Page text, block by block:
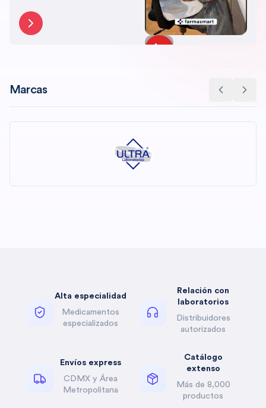
Marcas
Alta especialidad
Medicamentos
especializados
Relación con
laboratorios
Distribuidores
autorizados
Envíos express
CDMX y Área
Metropolitana
Catálogo
extenso
Más de 8,000
productos